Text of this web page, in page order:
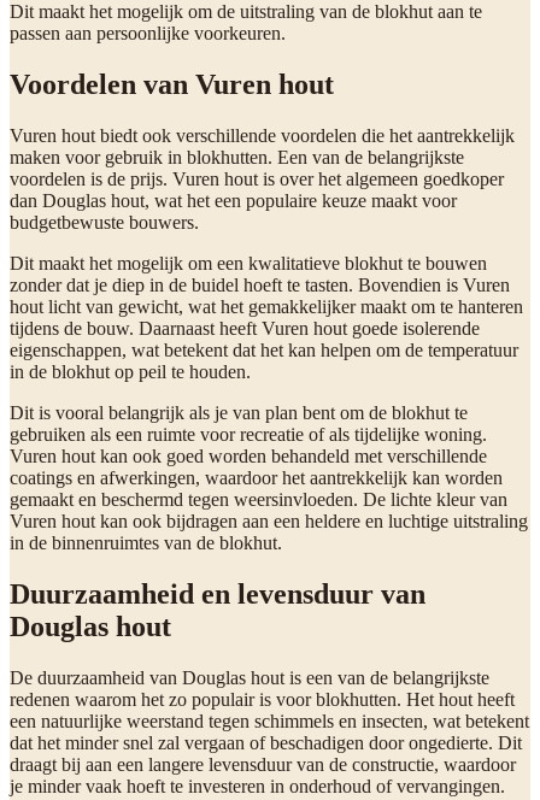
Dit maakt het mogelijk om de uitstraling van de blokhut aan te
passen aan persoonlijke voorkeuren.
Voordelen van Vuren hout
Vuren hout biedt ook verschillende voordelen die het aantrekkelijk
maken voor gebruik in blokhutten. Een van de belangrijkste
voordelen is de prijs. Vuren hout is over het algemeen goedkoper
dan Douglas hout, wat het een populaire keuze maakt voor
budgetbewuste bouwers.
Dit maakt het mogelijk om een kwalitatieve blokhut te bouwen
zonder dat je diep in de buidel hoeft te tasten. Bovendien is Vuren
hout licht van gewicht, wat het gemakkelijker maakt om te hanteren
tijdens de bouw. Daarnaast heeft Vuren hout goede isolerende
eigenschappen, wat betekent dat het kan helpen om de temperatuur
in de blokhut op peil te houden.
Dit is vooral belangrijk als je van plan bent om de blokhut te
gebruiken als een ruimte voor recreatie of als tijdelijke woning.
Vuren hout kan ook goed worden behandeld met verschillende
coatings en afwerkingen, waardoor het aantrekkelijk kan worden
gemaakt en beschermd tegen weersinvloeden. De lichte kleur van
Vuren hout kan ook bijdragen aan een heldere en luchtige uitstraling
in de binnenruimtes van de blokhut.
Duurzaamheid en levensduur van
Douglas hout
De duurzaamheid van Douglas hout is een van de belangrijkste
redenen waarom het zo populair is voor blokhutten. Het hout heeft
een natuurlijke weerstand tegen schimmels en insecten, wat betekent
dat het minder snel zal vergaan of beschadigen door ongedierte. Dit
draagt bij aan een langere levensduur van de constructie, waardoor
je minder vaak hoeft te investeren in onderhoud of vervangingen.